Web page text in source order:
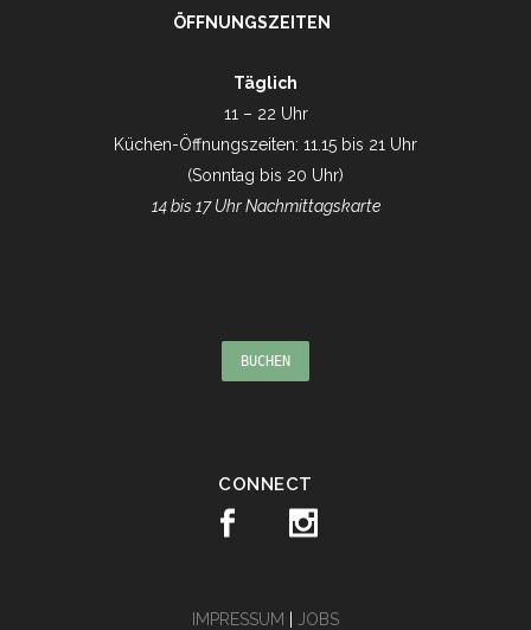
ÖFFNUNGSZEITEN
Täglich
11 – 22 Uhr
Küchen-Öffnungszeiten: 11.15 bis 21 Uhr
(Sonntag bis 20 Uhr)
14 bis 17 Uhr Nachmittagskarte
BUCHEN
CONNECT
IMPRESSUM JOBS